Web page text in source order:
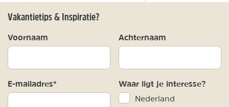
Vakantietips & Inspiratie?
Voornaam Achternaam
E-mailadres* Waar ligt je interesse?
Nederland